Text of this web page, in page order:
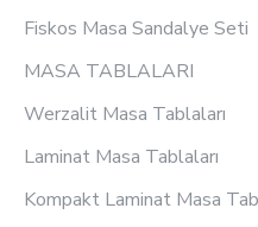
Fiskos Masa Sandalye Seti
MASA TABLALARI
Werzalit Masa Tablaları
Laminat Masa Tablaları
Kompakt Laminat Masa